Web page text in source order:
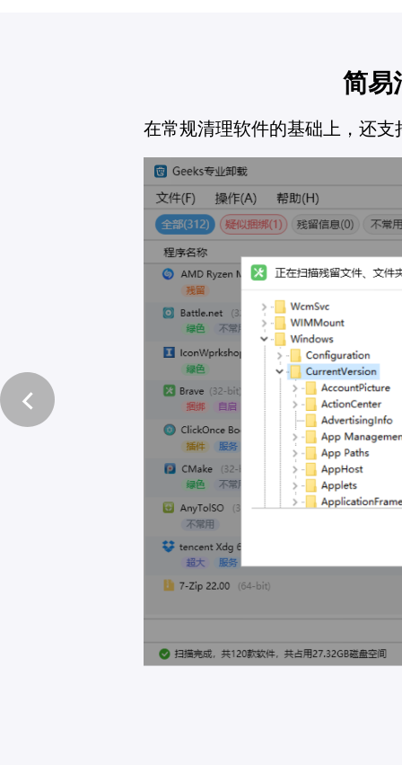
简易
在常规清理软件的基础上，还